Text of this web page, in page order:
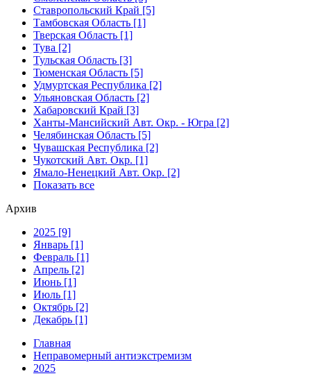
Ставропольский Край [5]
Тамбовская Область [1]
Тверская Область [1]
Тува [2]
Тульская Область [3]
Тюменская Область [5]
Удмуртская Республика [2]
Ульяновская Область [2]
Хабаровский Край [3]
Ханты-Мансийский Авт. Окр. - Югра [2]
Челябинская Область [5]
Чувашская Республика [2]
Чукотский Авт. Окр. [1]
Ямало-Ненецкий Авт. Окр. [2]
Показать все
Архив
2025 [9]
Январь [1]
Февраль [1]
Апрель [2]
Июнь [1]
Июль [1]
Октябрь [2]
Декабрь [1]
Главная
Неправомерный антиэкстремизм
2025